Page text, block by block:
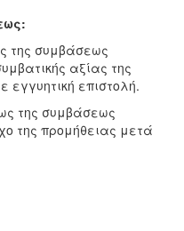
της συμβάσεως
αξίας της
επιστολή.
της συμβάσεως
της προμήθειας μετά